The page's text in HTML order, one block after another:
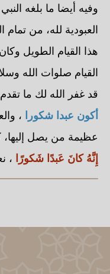
وفيه أيضا ما بلغه
العبودية لله، من
هذا القيام الطويل
القيام صلوات الله
قد غفر الله لك ما
أكون عبدا شكورا ،
عظيمة من يصل إليها،
إِنَّهُ كانَ عَبدًا شَكورًا ،